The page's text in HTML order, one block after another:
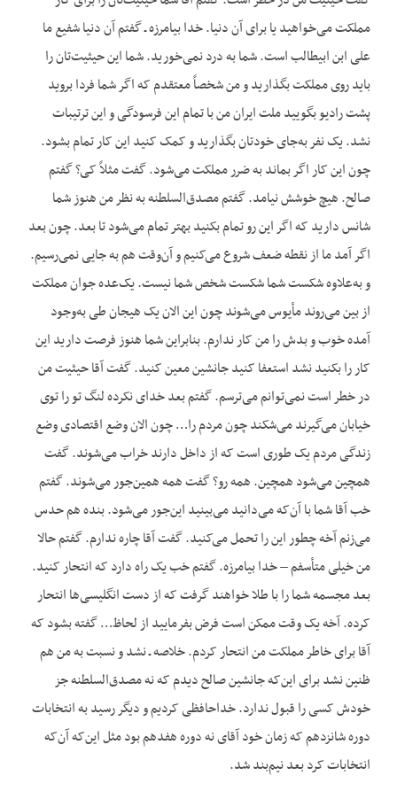
مملکت می‌خواهید یا برای آن دنیا. خدا بیامرزه ـ گفتم آن دنیا شفیع ما
علی ابن ابیطالب است. شما به درد نمی‌خورید. شما این حیثیت‌تان را
باید روی مملکت بگذارید و من شخصاً معتقدم که اگر شما فردا بروید
پشت رادیو بگویید ملت ایران من با تمام این فرسودگی و این ترتیبات
نشد. یک نفر به‌جای خودتان بگذارید و کمک کنید این کار تمام بشود.
چون این کار اگر بماند به ضرر مملکت می‌شود. گفت مثلاً کی؟ گفتم
صالح. هیچ خوشش نیامد. گفتم مصدق‌السلطنه به نظر من هنوز شما
شانس دارید که اگر این رو تمام بکنید بهتر تمام می‌شود تا بعد. چون بعد
اگر آمد ما از نقطه ضعف شروع می‌کنیم و آن‌وقت هم به جایی نمی‌رسیم.
و به‌علاوه شکست شما شکست شخص شما نیست. یک‌عده جوان مملکت
از بین می‌روند مأیوس می‌شوند چون این الان یک هیجان طی به‌وجود
آمده خوب و بدش را من کار ندارم. بنابراین شما هنوز فرصت دارید این
کار را بکنید نشد استعفا کنید جانشین معین کنید. گفت آقا حیثیت من
در خطر است نمی‌توانم می‌ترسم. گفتم بعد خدای نکرده لنگ تو را توی
خیابان می‌گیرند می‌شکند چون مردم را… چون الان وضع اقتصادی وضع
زندگی مردم یک طوری است که از داخل دارند خراب می‌شوند. گفت
همچین می‌شود همچین. همه رو؟ گفت همه همین‌جور می‌شوند. گفتم
خب آقا شما با آن‌که می‌دانید می‌بینید این‌جور می‌شود. بنده هم حدس
می‌زنم آخه چطور این را تحمل می‌کنید. گفت آقا چاره ندارم. گفتم حالا
من خیلی متأسفم – خدا بیامرزه. گفتم خب یک راه دارد که انتحار کنید.
بعد مجسمه شما را با طلا خواهند گرفت که از دست انگلیسی‌ها انتحار
کرده. آخه یک وقت ممکن است فرض بفرمایید از لحاظ… گفته بشود که
آقا برای خاطر مملکت من انتحار کردم. خلاصه ـ نشد و نسبت به من هم
ظنین نشد برای این‌که جانشین صالح دیدم که نه مصدق‌السلطنه جز
خودش کسی را قبول ندارد. خداحافظی کردیم و دیگر رسید به انتخابات
دوره شانزدهم که زمان خود آقای نه دوره هفدهم بود مثل این‌که آن‌که
انتخابات کرد بعد نیم‌بند شد.